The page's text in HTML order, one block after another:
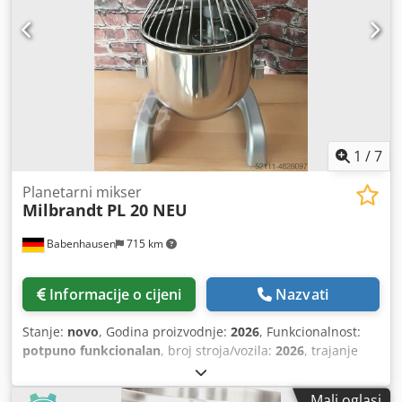
posude jednostavna tehnologija Priključak 400V, utičnica
16A-CEE Rabljena mašina, generalno popravljena s
jamstvom + usluga dijelova + Kvaliteta od strane stručne
tvrtke! Dcodpfew Tqihsx Ai Rsk Iskoristite više od 35 godina
iskustva! Opcije: Nova posuda Novi nastavak za miješanje
Plamenik na plin Ugovor o održavanju Paket usluga Usluga
dostave Obuka / puštanje u rad Posjetite našu veliku
izložbu strojeva za pekarnice!
1 /7
Babenhausen 715 km
Planetarni mikser
Milbrandt PL 20 NEU
Informacije o cijeni Nazvati
Stanje: novo, Godina proizvodnje: 2026, Funkcionalnost:
potpuno funkcionalan, broj stroja/vozila: 2026, trajanje
, ulazni napon:
do:09/2027, ukupna širina:505 mm, ukupna duljina:545